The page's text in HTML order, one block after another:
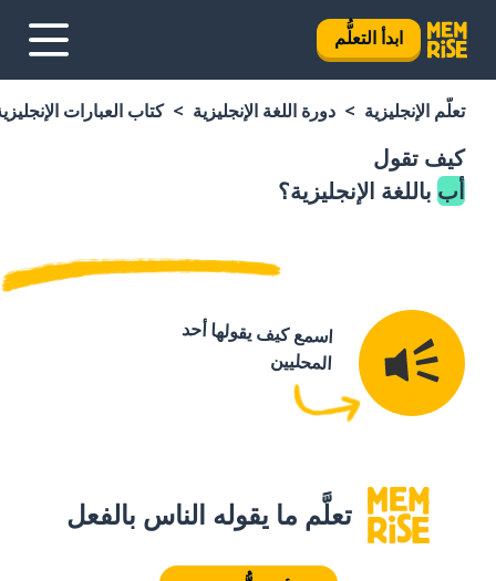
ابدأ التعلُّم
تعلَّم الإنجليزية دورة اللغة الإنجليزية كتاب العبارات
كيف تقول
أب باللغة الإنجليزية؟
اسمع كيف يقولها أحد
المحليين
تعلَّم ما يقوله الناس بالفعل